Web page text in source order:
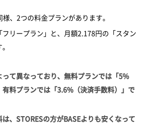
様、2つの料金プランがあります。
リープラン」と、月額2.178円の「スタン
て異なっており、無料プランでは「5%
有料プランでは「3.6%（決済手数料）」で
、STORESの方がBASEよりも安くなって